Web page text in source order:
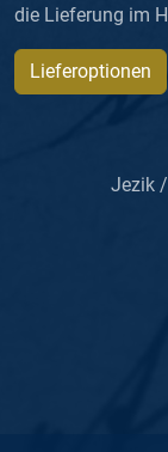
die Lieferung im
Lieferoptionen
Jezik